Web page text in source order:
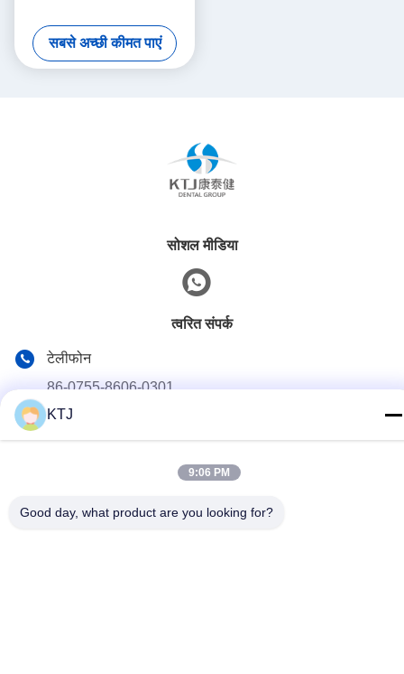
सबसे अच्छी कीमत पाएं
सोशल मीडिया
त्वरित संपर्क
टेलीफोन
86-0755-8606-0301
ईमेल
कंगटाईजियान स्वास्थ्य उद्योग भवन. रोंगटियन रोड नंबर 7, पिंगशान जिला,
शेन्ज़ेन, चीन
KTJ
9:06 PM
Good day, what product are you looking for?